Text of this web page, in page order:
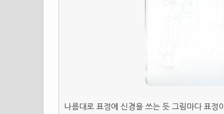
나름대로 표정에 신경을 쓰는 듯 그림마다 표정